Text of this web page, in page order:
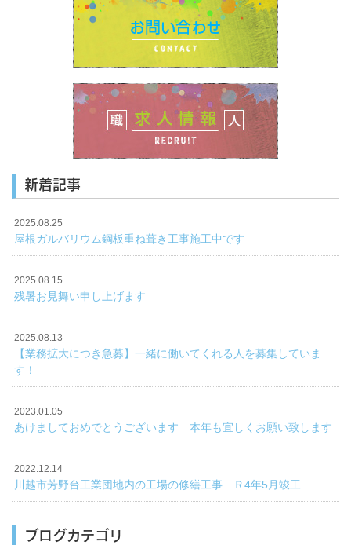
新着記事
2025.08.25
屋根ガルバリウム鋼板重ね葺き工事施工中です
2025.08.15
残暑お見舞い申し上げます
2025.08.13
【業務拡大につき急募】一緒に働いてくれる人を募集していま
す！
2023.01.05
あけましておめでとうございます 本年も宜しくお願い致します
2022.12.14
川越市芳野台工業団地内の工場の修繕工事 Ｒ4年5月竣工
ブログカテゴリ